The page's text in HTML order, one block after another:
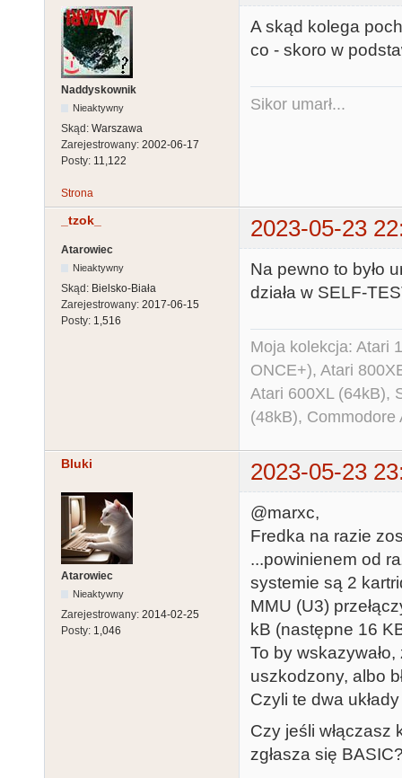
Naddyskownik
Nieaktywny
Skąd: Warszawa
Zarejestrowany: 2002-06-17
Posty: 11,122
A skąd kolega
co - skoro w
Sikor umarł...
Strona
_tzok_ 2023-05-23
Atarowiec
Nieaktywny
Skąd: Bielsko-Biała
Zarejestrowany: 2017-06-15
Posty: 1,516
Na pewno to było
działa w SELF-
Moja kolekcja: Atari
ONCE+), Atari
Atari 600XL (64kB),
(48kB),
Bluki 2023-05-23
Atarowiec
Nieaktywny
Zarejestrowany: 2014-02-25
Posty: 1,046
@marxc,
Fredka na razie
...powinienem od
systemie są 2
MMU (U3)
kB (następne 16
To by
uszkodzony, albo
Czyli te dwa
Czy jeśli
zgłasza się